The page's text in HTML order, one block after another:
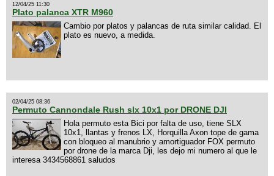
12/04/25 11:30
Plato palanca XTR M960
Cambio por platos y palancas de ruta similar calidad. El
plato es nuevo, a medida.
02/04/25 08:36
Permuto Cannondale Rush slx 10x1 por DRONE DJI
Hola permuto esta Bici por falta de uso, tiene SLX
10x1, llantas y frenos LX, Horquilla Axon tope de gama
con bloqueo al manubrio y amortiguador FOX permuto
por drone de la marca Dji, les dejo mi numero al que le
interesa 3434568861 saludos